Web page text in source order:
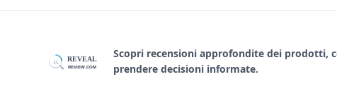
R REVEAL
REVIEW.COM
Scopri recensioni approfondite dei prodotti,
prendere decisioni informate.